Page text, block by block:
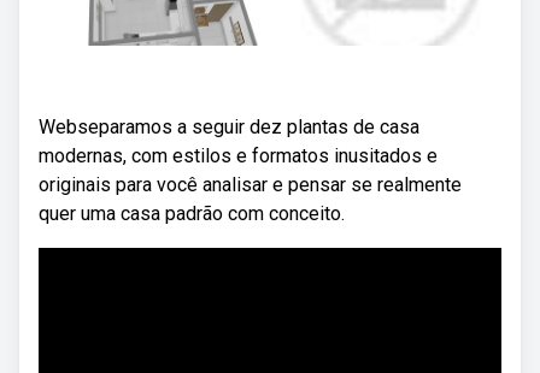
Webseparamos a seguir dez plantas de casa
modernas, com estilos e formatos inusitados e
originais para você analisar e pensar se realmente
quer uma casa padrão com conceito.